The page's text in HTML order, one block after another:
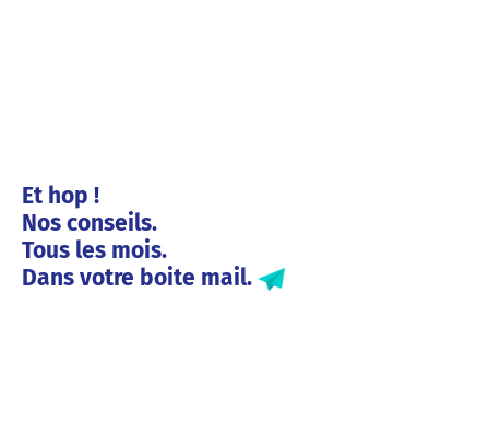
Et hop !
Nos conseils.
Tous les mois.
Dans votre boite mail.